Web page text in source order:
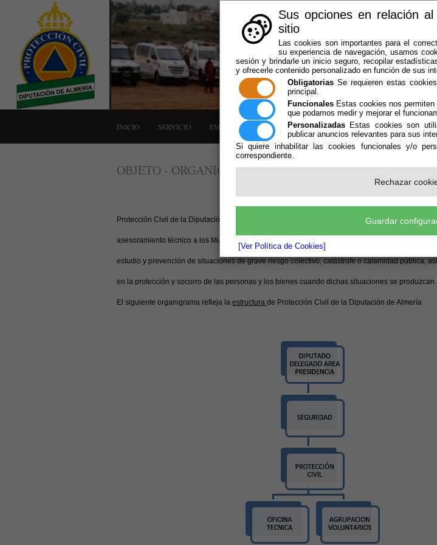
Sus opciones en relación
sitio
Las cookies son importantes para el
su experiencia de navegación, usamos
sesión y brindarle un inicio seguro, recopilar
y ofrecerle contenido personalizado en función de sus
Obligatorias Se requieren estas
principal.
Funcionales Estas cookies nos
que podamos medir y mejorar el
Personalizadas Estas cookies son
publicar anuncios relevantes para sus
Si quiere inhabilitar las cookies funcionales y/o
correspondiente.
Rechazar
Guardar
[Ver Política de Cookies]
INICIO SERVICIO EMERGENCIAS LA AGRUPACIÓN AVISOS OFICINA
OBJETO - ORGANIGRAMA
Protección Civil de la Diputación de Almería tiene por prestar apoyo humano y material así
asesoramiento técnico a los Municipios de menos de 20.000 habitantes de la Provincia que así lo
estudio y prevención de situaciones de grave riesgo colectivo, catástrofe o calamidad pública,
en la protección y socorro de las personas y los bienes cuando dichas situaciones se produzcan.
El siguiente organigrama refleja la estructura de Protección Civil de la Diputación de Almería